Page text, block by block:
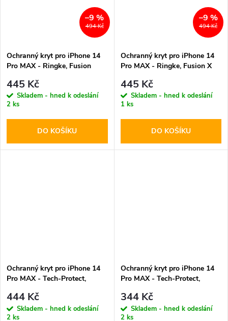
494 Kč
–9 %
Ochranný kryt pro iPhone 14
Pro MAX - Ringke, Fusion
445 Kč
Skladem - hned k odeslání
2 ks
DO KOŠÍKU
494 Kč
–9 %
Ochranný kryt pro iPhone 14
Pro MAX - Ringke, Fusion X
445 Kč
Skladem - hned k odeslání
1 ks
DO KOŠÍKU
Ochranný kryt pro iPhone 14
Pro MAX - Tech-Protect,
444 Kč
Skladem - hned k odeslání
2 ks
Ochranný kryt pro iPhone 14
Pro MAX - Tech-Protect,
344 Kč
Skladem - hned k odeslání
2 ks